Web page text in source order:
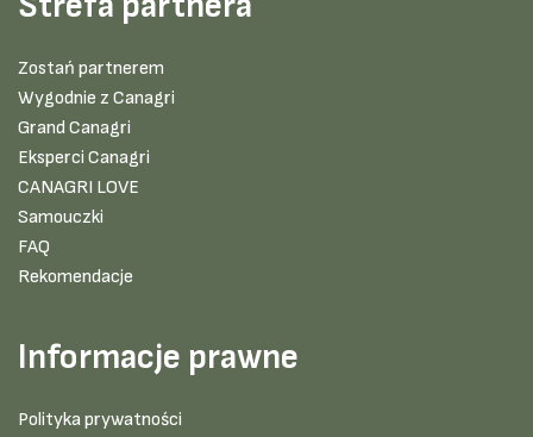
Zostań partnerem
Wygodnie z Canagri
Grand Canagri
Eksperci Canagri
CANAGRI LOVE
Samouczki
FAQ
Rekomendacje
Informacje prawne
Polityka prywatności